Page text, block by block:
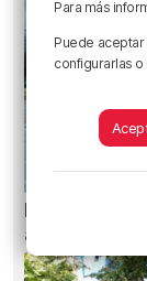
Planes para
alrededores:
Para más
Puede
configurarlas o